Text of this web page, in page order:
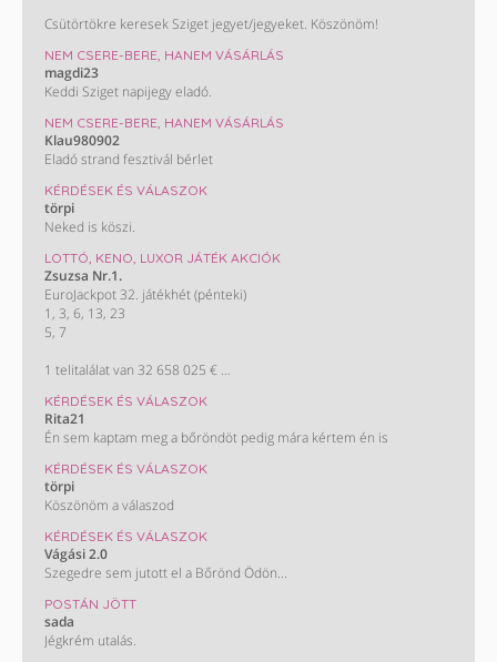
Csütörtökre keresek Sziget jegyet/jegyeket. Köszönöm!
NEM CSERE-BERE, HANEM VÁSÁRLÁS
magdi23
Keddi Sziget napijegy eladó.
NEM CSERE-BERE, HANEM VÁSÁRLÁS
Klau980902
Eladó strand fesztivál bérlet
KÉRDÉSEK ÉS VÁLASZOK
törpi
Neked is köszi.
LOTTÓ, KENO, LUXOR JÁTÉK AKCIÓK
Zsuzsa Nr.1.
EuroJackpot 32. játékhét (pénteki)
1, 3, 6, 13, 23
5, 7
1 telitalálat van 32 658 025 €
3,6 milliárd Ft
(10 millió €)
KÉRDÉSEK ÉS VÁLASZOK
Rita21
Én sem kaptam meg a bőröndöt pedig mára kértem én is
KÉRDÉSEK ÉS VÁLASZOK
törpi
Köszönöm a válaszod
KÉRDÉSEK ÉS VÁLASZOK
Vágási 2.0
Szegedre sem jutott el a Bőrönd Ödön...
POSTÁN JÖTT
sada
Jégkrém utalás.